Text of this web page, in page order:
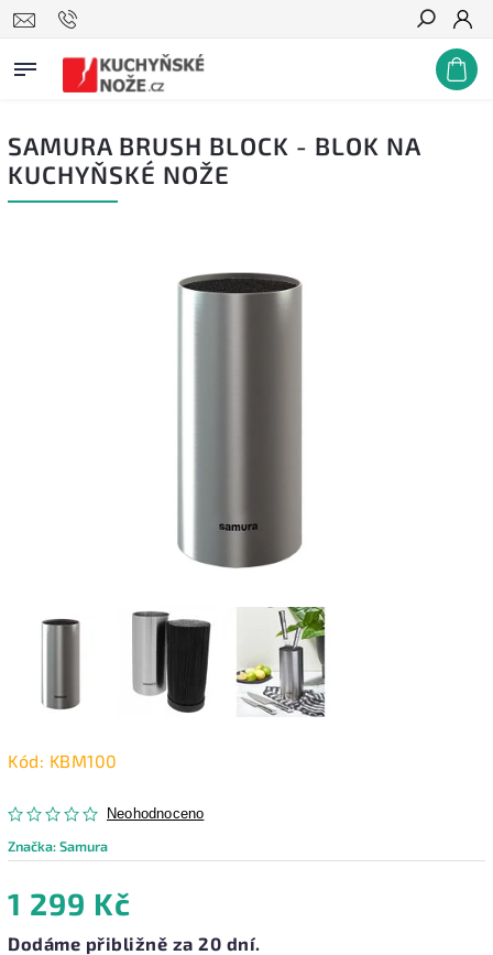
Hledat
SAMURA BRUSH BLOCK - BLOK NA
KUCHYŇSKÉ NOŽE
Kód: KBM100
Neohodnoceno
Značka:Samura
1 299 Kč
Dodáme přibližně za 20 dní.